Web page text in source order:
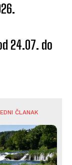
24.07. do
ČLANAK